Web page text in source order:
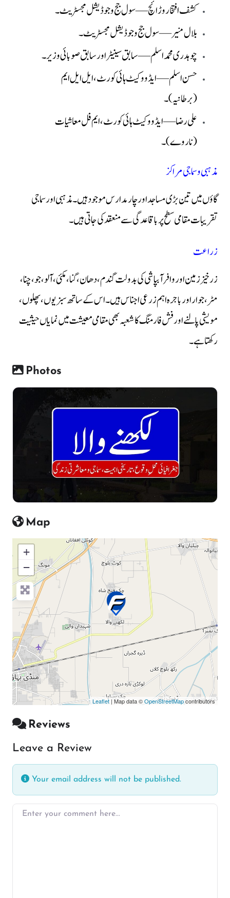
کشف افتخار وڑائچ — سول جج و جوڈیشل مجسٹریٹ۔
بلال منیر — سول جج و جوڈیشل مجسٹریٹ۔
چوہدری محمد اسلم — سابق سینیٹر اور سابق صوبائی وزیر۔
حسن اسلم — ایڈووکیٹ ہائی کورٹ، ایل ایل ایم
(برطانیہ)۔
علی رضا — ایڈووکیٹ ہائی کورٹ، ایم فل معاشیات
(ناروے)۔
مذہبی و سماجی مراکز
گاؤں میں تین بڑی مساجد اور چار مدارس موجود ہیں۔ مذہبی اور سماجی
تقریبات مقامی سطح پر باقاعدگی سے منعقد کی جاتی ہیں۔
زراعت
زرخیز زمین اور وافر آبپاشی کی بدولت گندم، دھان، گنا، مکئی، آلو، جو، چنا،
مٹر، جوار اور باجرہ اہم زرعی اجناس ہیں۔ اس کے ساتھ سبزیوں، پھلوں،
مویشی پالنے اور فش فارمنگ کا شعبہ بھی مقامی معیشت میں نمایاں حیثیت
رکھتا ہے۔
Photos
Map
+
−
Press Enter key to search
Leaflet | Map data ©OpenStreetMapcontributors
Reviews
Leave a Review
Your email address will not be published.
Enter your comment here…